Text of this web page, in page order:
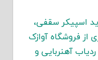
اسپیکر سقفی،
از فروشگاه آوازک
آهنربایی و